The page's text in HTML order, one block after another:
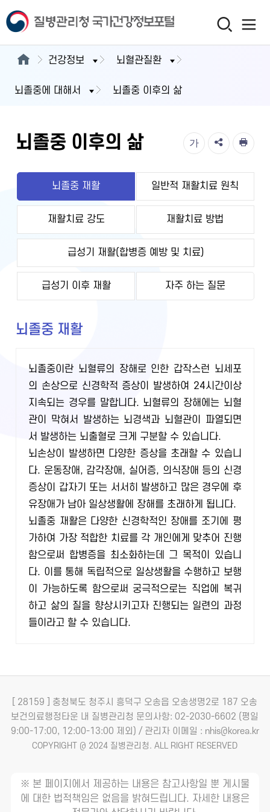
건강정보 뇌혈관질환
뇌졸중에 대해서 뇌졸중 이후의 삶
뇌졸중 이후의 삶 가
뇌졸중 재활 일반적 재활치료 원칙
재활치료 강도 재활치료 방법
급성기 재활(합병증 예방 및 치료)
급성기 이후 재활 자주 하는 질문
뇌졸중 재활
뇌졸중이란 뇌혈류의 장해로 인한 갑작스런 뇌세포
의 손상으로 신경학적 증상이 발생하여 24시간이상
지속되는 경우를 말합니다. 뇌혈류의 장해에는 뇌혈
관이 막혀서 발생하는 뇌경색과 뇌혈관이 파열되면
서 발생하는 뇌출혈로 크게 구분할 수 있습니다.
뇌손상이 발생하면 다양한 증상을 초래할 수 있습니
다. 운동장애, 감각장애, 실어증, 의식장애 등의 신경
증상이 갑자기 또는 서서히 발생하고 많은 경우에 후
유장애가 남아 일상생활에 장해를 초래하게 됩니다.
뇌졸중 재활은 다양한 신경학적인 장애를 조기에 평
가하여 가장 적합한 치료를 각 개인에게 맞추어 진행
함으로써 합병증을 최소화하는데 그 목적이 있습니
다. 이를 통해 독립적으로 일상생활을 수행하고 보행
이 가능하도록 함으로써 궁극적으로는 직업에 복귀
하고 삶의 질을 향상시키고자 진행되는 일련의 과정
들이라고 할 수 있습니다.
[ 28159 ] 충청북도 청주시 흥덕구 오송읍 오송생명2로 187 오송
보건의료행정타운 내 질병관리청 문의사항: 02-2030-6602 (평일
9:00-17:00, 12:00-13:00 제외) / 관리자 이메일 : nhis@korea.kr
COPYRIGHT @ 2024 질병관리청. ALL RIGHT RESERVED
※ 본 페이지에서 제공하는 내용은 참고사항일 뿐 게시물
에 대한 법적책임은 없음을 밝혀드립니다. 자세한 내용은